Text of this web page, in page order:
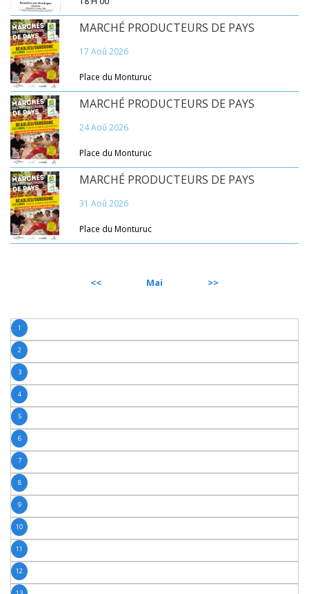
MARCHÉ PRODUCTEURS DE PAYS
17 Aoû 2026
Place du Monturuc
MARCHÉ PRODUCTEURS DE PAYS
24 Aoû 2026
Place du Monturuc
MARCHÉ PRODUCTEURS DE PAYS
31 Aoû 2026
Place du Monturuc
Mai
1
2
3
4
5
6
7
8
9
10
11
12